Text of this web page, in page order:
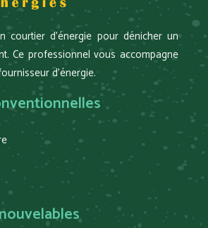
courtier d’énergie pour dénicher un
Ce professionnel vous accompagne
d’énergie.